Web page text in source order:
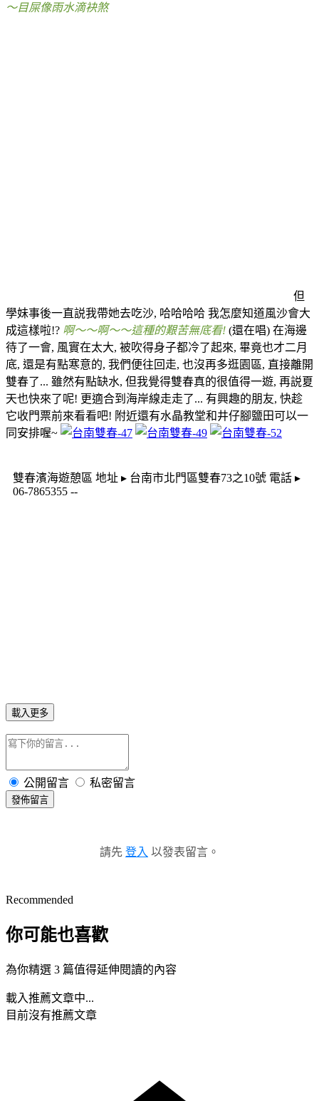
～目屎像雨水滴袂煞
但
學妹事後一直説我帶她去吃沙, 哈哈哈哈 我怎麼知道風沙會大
成這樣啦!? 啊～～啊～～這種的艱苦無底看! (還在唱) 在海邊
待了一會, 風實在太大, 被吹得身子都冷了起來, 畢竟也才二月
底, 還是有點寒意的, 我們便往回走, 也沒再多逛園區, 直接離開
雙春了... 雖然有點缺水, 但我覺得雙春真的很值得一遊, 再説夏
天也快來了呢! 更適合到海岸線走走了... 有興趣的朋友, 快趁
它收門票前來看看吧! 附近還有水晶教堂和井仔腳鹽田可以一
同安排喔~
雙春濱海遊憩區 地址 ▸ 台南市北門區雙春73之10號 電話 ▸
06-7865355 --
載入更多
公開留言 私密留言
發佈留言
請先 登入 以發表留言。
Recommended
你可能也喜歡
為你精選 3 篇值得延伸閱讀的內容
載入推薦文章中...
目前沒有推薦文章